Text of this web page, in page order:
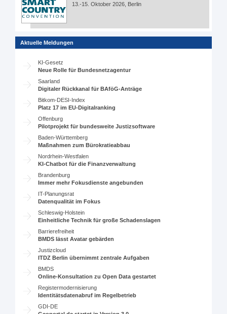
13.-15. Oktober 2026, Berlin
Aktuelle Meldungen
KI-Gesetz
Neue Rolle für Bundesnetzagentur
Saarland
Digitaler Rückkanal für BAföG-Anträge
Bitkom-DESI-Index
Platz 17 im EU-Digitalranking
Offenburg
Pilotprojekt für bundesweite Justizsoftware
Baden-Württemberg
Maßnahmen zum Bürokratieabbau
Nordrhein-Westfalen
KI-Chatbot für die Finanzverwaltung
Brandenburg
Immer mehr Fokusdienste angebunden
IT-Planungsrat
Datenqualität im Fokus
Schleswig-Holstein
Einheitliche Technik für große Schadenslagen
Barrierefreiheit
BMDS lässt Avatar gebärden
Justizcloud
ITDZ Berlin übernimmt zentrale Aufgaben
BMDS
Online-Konsultation zu Open Data gestartet
Registermodernisierung
Identitätsdatenabruf im Regelbetrieb
GDI-DE